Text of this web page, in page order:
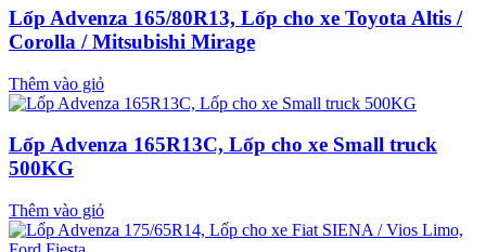
Lốp Advenza 165/80R13, Lốp cho xe Toyota Altis /
Corolla / Mitsubishi Mirage
Thêm vào giỏ
Lốp Advenza 165R13C, Lốp cho xe Small truck
500KG
Thêm vào giỏ